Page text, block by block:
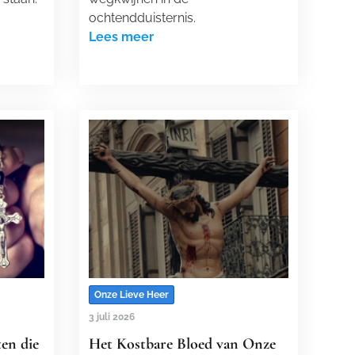
ochtendduisternis.
Lees meer
die
Onze Lieve Heer
3 juli 2026
Het Kostbare Bloed van Onze